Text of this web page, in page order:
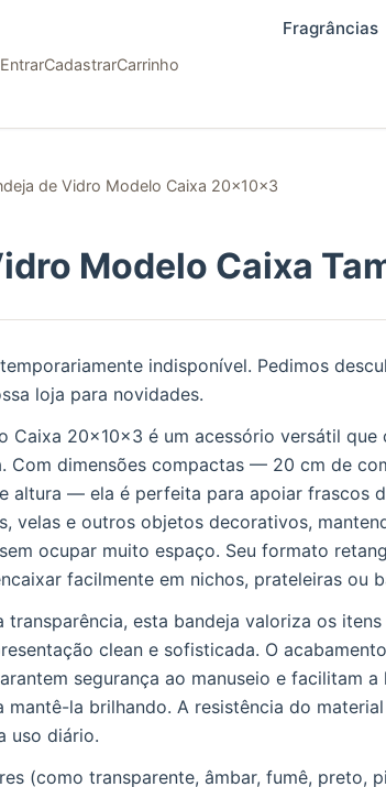
EntrarCadastrarCarrinho
Fragrâncias
de Vidro Modelo Caixa 20x10x3
Modelo Caixa
indisponível. Pedimos
loja para novidades.
Caixa 20x10x3 é um acessório versátil que
Com dimensões compactas — 20 cm de
altura — ela é perfeita para apoiar frascos
velas e outros objetos decorativos,
ocupar muito espaço. Seu formato
facilmente em nichos, prateleiras ou
esta bandeja valoriza os itens
clean e sofisticada. O
segurança ao manuseio e facilitam
mantê-la brilhando. A resistência do
uso diário.
(como transparente, âmbar, fumê, preto,